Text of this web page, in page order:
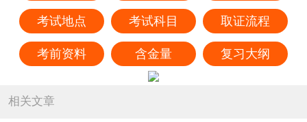
考试地点 考试科目 取证流程
考前资料 含金量 复习大纲
相关文章